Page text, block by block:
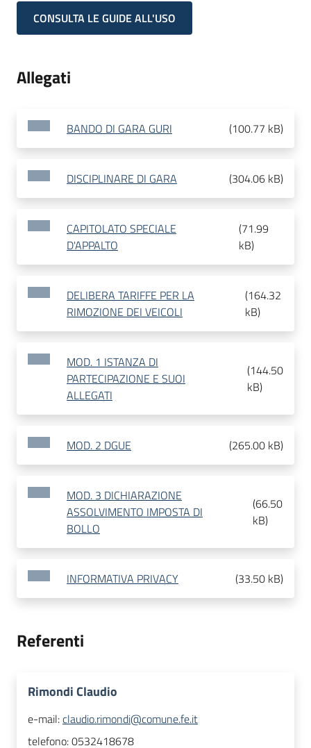
CONSULTA LE GUIDE ALL'USO
Allegati
BANDO DI GARA GURI (100.77 kB)
DISCIPLINARE DI GARA (304.06 kB)
CAPITOLATO SPECIALE
D'APPALTO
(71.99
kB)
DELIBERA TARIFFE PER LA
RIMOZIONE DEI VEICOLI
(164.32
kB)
MOD. 1 ISTANZA DI
PARTECIPAZIONE E SUOI
ALLEGATI
(144.50
kB)
MOD. 2 DGUE (265.00 kB)
MOD. 3 DICHIARAZIONE
ASSOLVIMENTO IMPOSTA DI
BOLLO
(66.50
kB)
INFORMATIVA PRIVACY (33.50 kB)
Referenti
Rimondi Claudio
e-mail:claudio.rimondi@comune.fe.it
telefono:0532418678